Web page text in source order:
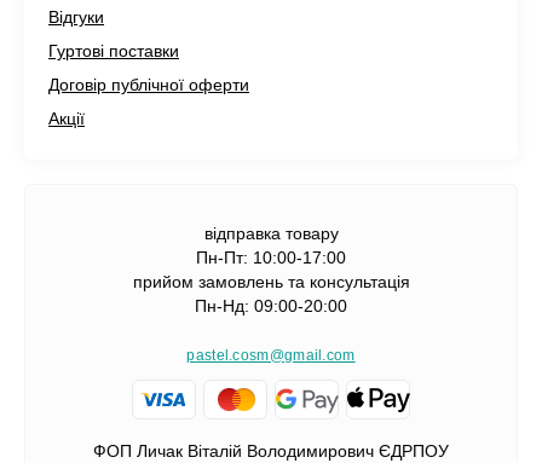
Відгуки
Гуртові поставки
Договір публічної оферти
Акції
відправка товару
Пн-Пт: 10:00-17:00
прийом замовлень та консультація
Пн-Нд: 09:00-20:00
pastel.cosm@gmail.com
ФОП Личак Віталій Володимирович ЄДРПОУ